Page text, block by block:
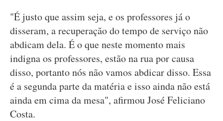
"É justo que assim seja, e os professores já o
disseram, a recuperação do tempo de serviço não
abdicam dela. É o que neste momento mais
indigna os professores, estão na rua por causa
disso, portanto nós não vamos abdicar disso. Essa
é a segunda parte da matéria e isso ainda não está
ainda em cima da mesa", afirmou José Feliciano
Costa.